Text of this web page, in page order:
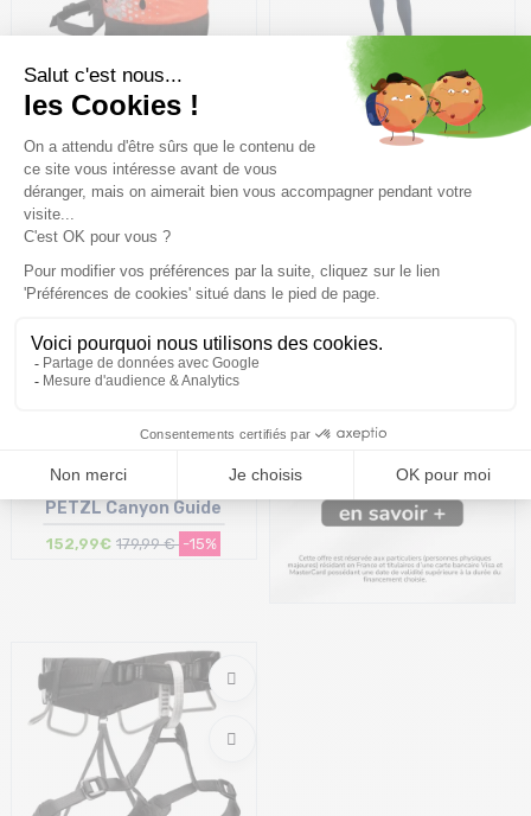
T.U
BEAL Hydro Bag
98,99€ 109,99 €
VADE RETRO Pantalon Long
John 5mm /bleu
PETZL Canyon Guide
152,99€ 179,99 € -15%